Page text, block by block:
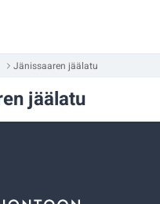
Jänissaaren jäälatu
jäälatu